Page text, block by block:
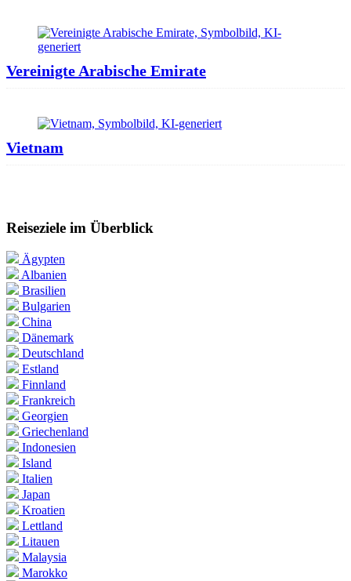
Vereinigte Arabische Emirate
Vietnam
Reiseziele im Überblick
Ägypten
Albanien
Brasilien
Bulgarien
China
Dänemark
Deutschland
Estland
Finnland
Frankreich
Georgien
Griechenland
Indonesien
Island
Italien
Japan
Kroatien
Lettland
Litauen
Malaysia
Marokko